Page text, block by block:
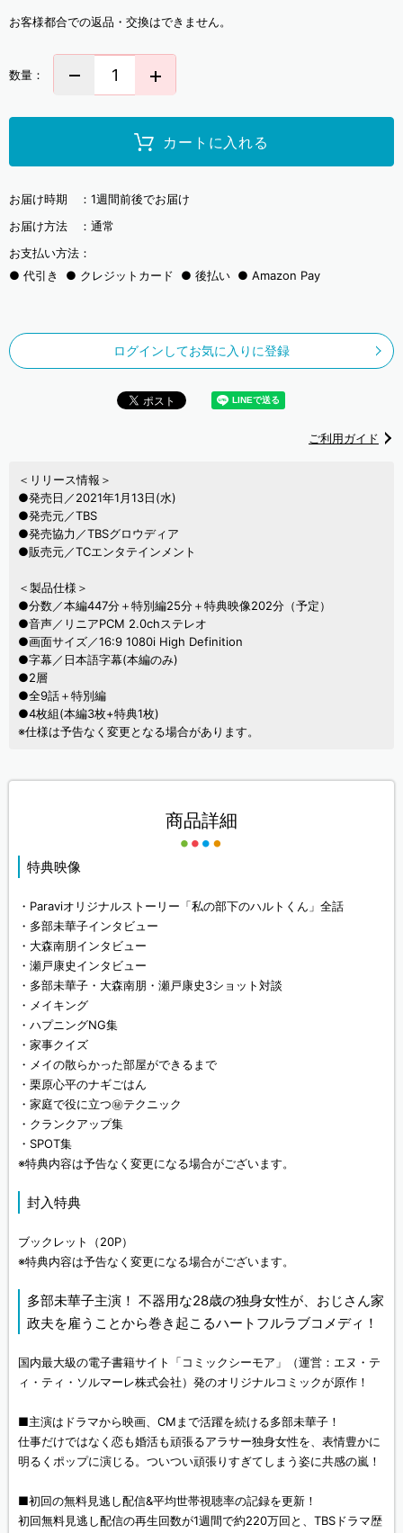
お客様都合での返品・交換はできません。
数量：
カートに入れる
お届け時期 ： 1週間前後でお届け
お届け方法 ： 通常
お支払い方法：
代引き
クレジットカード 後払い Amazon Pay
ログインしてお気に入りに登録
ご利用ガイド
＜リリース情報＞
●発売日／2021年1月13日(水)
●発売元／TBS
●発売協力／TBSグロウディア
●販売元／TCエンタテインメント
＜製品仕様＞
●分数／本編447分＋特別編25分＋特典映像202分（予定）
●音声／リニアPCM 2.0chステレオ
●画面サイズ／16:9 1080i High Definition
●字幕／日本語字幕(本編のみ)
●2層
●全9話＋特別編
●4枚組(本編3枚+特典1枚)
※仕様は予告なく変更となる場合があります。
商品詳細
特典映像
・Paraviオリジナルストーリー「私の部下のハルトくん」全話
・多部未華子インタビュー
・大森南朋インタビュー
・瀬戸康史インタビュー
・多部未華子・大森南朋・瀬戸康史3ショット対談
・メイキング
・ハプニングNG集
・家事クイズ
・メイの散らかった部屋ができるまで
・栗原心平のナギごはん
・家庭で役に立つ㊙テクニック
・クランクアップ集
・SPOT集
※特典内容は予告なく変更になる場合がございます。
封入特典
ブックレット（20P）
※特典内容は予告なく変更になる場合がございます。
多部未華子主演！ 不器用な28歳の独身女性が、おじさん家
政夫を雇うことから巻き起こるハートフルラブコメディ！
国内最大級の電子書籍サイト「コミックシーモア」（運営：エヌ・テ
ィ・ティ・ソルマーレ株式会社）発のオリジナルコミックが原作！
■主演はドラマから映画、CMまで活躍を続ける多部未華子！
仕事だけではなく恋も婚活も頑張るアラサー独身女性を、表情豊かに
明るくポップに演じる。ついつい頑張りすぎてしまう姿に共感の嵐！
■初回の無料見逃し配信&平均世帯視聴率の記録を更新！
初回無料見逃し配信の再生回数が1週間で約220万回と、TBSドラマ歴